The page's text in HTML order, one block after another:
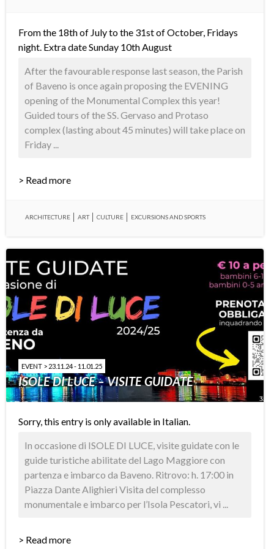
From the 18th of July to the 31st of October, Fridays
night. Extra date Sunday 10th August
After the favourable response last season, the Parish
of Baveno is once again proposing the EVENING
opening of the Monumental Complex this year!
Guided tours of the SS. Gervaso and Protaso
complex (lasting about 45 minutes) will take place on
Friday ...
> Read more
ARCHITECTURE ART CULTURE EXCURSIONS AND SPORTS
EVENT > 23.11.24 - 11.01.25
ISOLE DI LUCE – VISITE GUIDATE
Sorry, this entry is only available in Italian.
In occasione di ISOLE DI LUCE, visite guidate con le
guide turistiche abilitate del Lago Maggiore con
partenza e imbarco da Baveno. Ritrovo: h. 17:00 in
Piazza Dante Alighieri Visita del complesso
monumentale e imbarco per l’Isola Pescatori, vi ...
> Read more